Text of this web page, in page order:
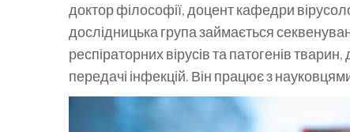
доктор філософії, доцент кафедри
дослідницька група займається
респіраторних вірусів та патогенів
передачі інфекцій. Він працює з